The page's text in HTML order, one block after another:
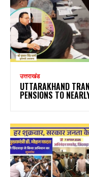
उत्तराखंड
UTTARAKHAND
PENSIONS TO